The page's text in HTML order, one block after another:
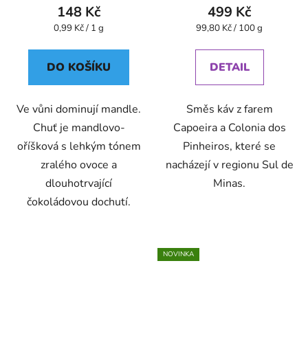
148 Kč
Měrná
0,99 Kč / 1 g
DO KOŠÍKU
Ve vůni dominují mandle.
Chuť je mandlovo-
oříšková s lehkým tónem
zralého ovoce a
dlouhotrvající
čokoládovou dochutí.
499 Kč
Měrná
99,80 Kč / 100 g
DETAIL
Směs káv z farem
Capoeira a Colonia dos
Pinheiros, které se
nacházejí v regionu Sul de
Minas.
NOVINKA